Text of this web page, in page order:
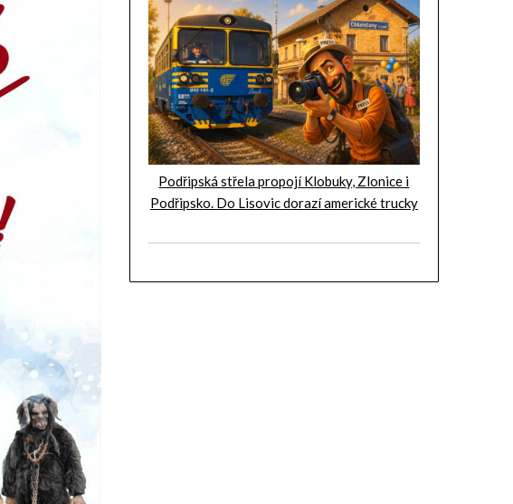
Podřipská střela propojí Klobuky, Zlonice i
Podřipsko. Do Lisovic dorazí americké trucky